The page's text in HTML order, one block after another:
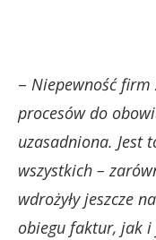
– Niepewność firm
procesów do
uzasadniona. Jest
wszystkich –
wdrożyły jeszcze
obiegu faktur, jak